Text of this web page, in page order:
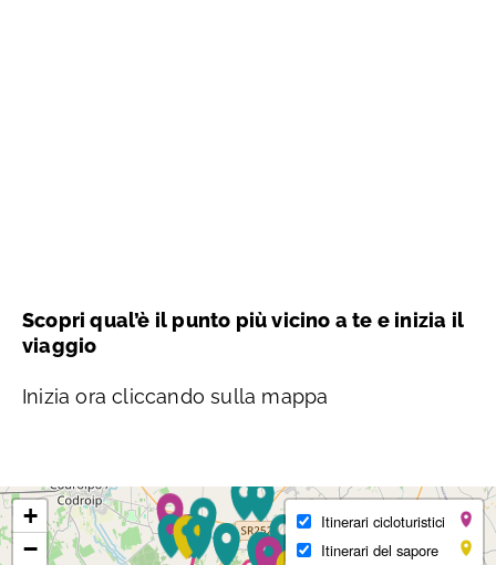
Scopri qual’è il punto più vicino a te e inizia il
viaggio
Inizia ora cliccando sulla mappa
+
−
Itinerari cicloturistici
Itinerari del sapore